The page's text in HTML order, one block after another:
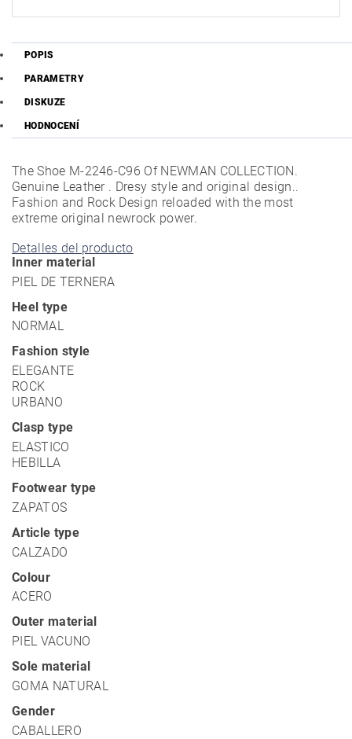
POPIS
PARAMETRY
DISKUZE
HODNOCENÍ
The Shoe M-2246-C96 Of NEWMAN COLLECTION.
Genuine Leather . Dresy style and original design..
Fashion and Rock Design reloaded with the most
extreme original newrock power.
Detalles del producto
Inner material
PIEL DE TERNERA
Heel type
NORMAL
Fashion style
ELEGANTE
ROCK
URBANO
Clasp type
ELASTICO
HEBILLA
Footwear type
ZAPATOS
Article type
CALZADO
Colour
ACERO
Outer material
PIEL VACUNO
Sole material
GOMA NATURAL
Gender
CABALLERO